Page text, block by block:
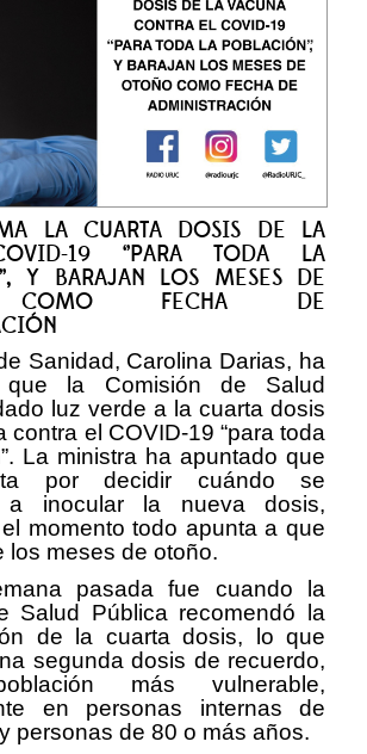
LA CUARTA DOSIS DE LA
19 ‘’PARA TODA LA
Y BARAJAN LOS MESES DE
COMO FECHA DE
Sanidad, Carolina Darias, ha
que la Comisión de Salud
luz verde a la cuarta dosis
contra el COVID-19 “para toda
La ministra ha apuntado que
por decidir cuándo se
a inocular la nueva dosis,
momento todo apunta a que
los meses de otoño.
pasada fue cuando la
Salud Pública recomendó la
de la cuarta dosis, lo que
segunda dosis de recuerdo,
más vulnerable,
en personas internas de
personas de 80 o más años.